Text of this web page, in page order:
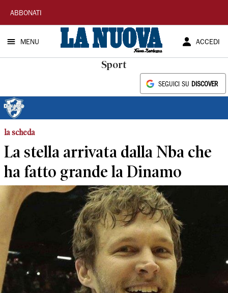
La
Nuova
Sardegna
ABBONATI
MENU ACCEDI
Sport
SEGUICI SU DISCOVER
la scheda
La stella arrivata dalla Nba che
ha fatto grande la Dinamo